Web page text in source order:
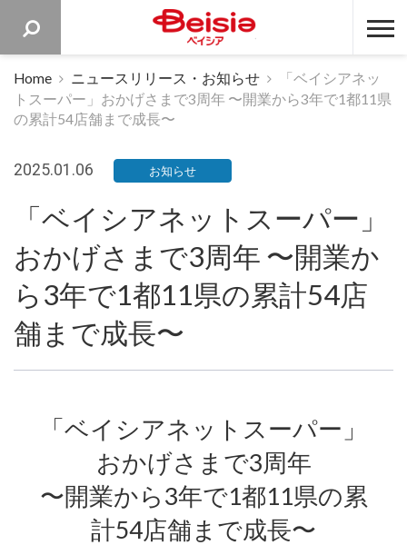
ベイシア
Home ニュースリリース・お知らせ
「ベイシアネッ
トスーパー」おかげさまで3周年 〜開業から3年で1都11県
の累計54店舗まで成長〜
2025.01.06 お知らせ
「ベイシアネットスーパー」
おかげさまで3周年 〜開業か
ら3年で1都11県の累計54店
舗まで成長〜
「ベイシアネットスーパー」
おかげさまで3周年
〜開業から3年で1都11県の累
計54店舗まで成長〜